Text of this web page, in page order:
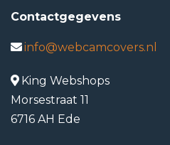
Contactgegevens
info@webcamcovers.nl
King Webshops
Morsestraat 11
6716 AH Ede